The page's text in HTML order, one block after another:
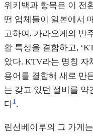
위키백과 항목은 이 전
떤 업체들이 일본에서
고하여, 가라오케의 반
활 특성을 결합하고,
았다. KTV라는 명칭 자
용어를 결합해 새로 만
는 갖고 있던 설비를 약
다1.
린선베이루의 그 가게